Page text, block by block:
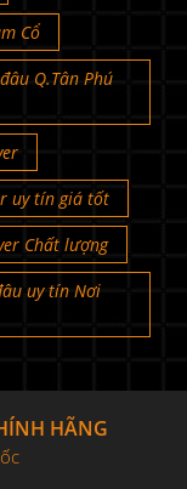
Cổ
Q.Tân Phú
uy tín giá tốt
Chất lượng
uy tín Nơi
HÃNG